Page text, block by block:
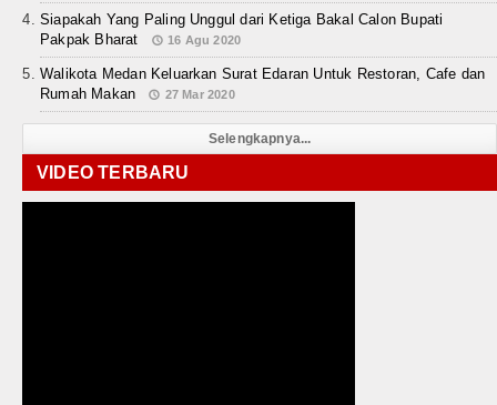
Siapakah Yang Paling Unggul dari Ketiga Bakal Calon Bupati
Pakpak Bharat
16 Agu 2020
Walikota Medan Keluarkan Surat Edaran Untuk Restoran, Cafe dan
Rumah Makan
27 Mar 2020
Selengkapnya...
VIDEO TERBARU